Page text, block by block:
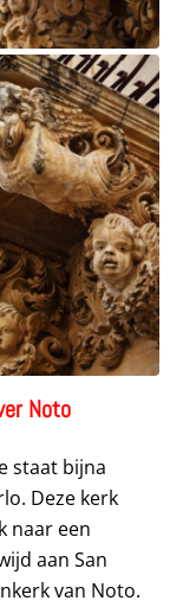
Noto
staat bijna
Deze kerk
naar een
aan San
van Noto.